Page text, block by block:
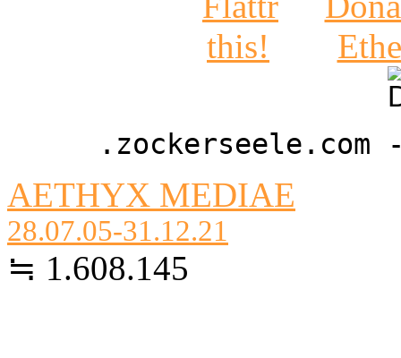
AETHYX MEDIAE
28.07.05-31.12.21
≒ 1.608.145